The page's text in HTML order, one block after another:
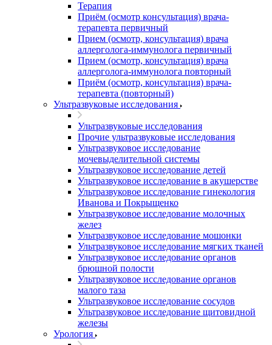
Терапия
Приём (осмотр консультация) врача-
терапевта первичный
Прием (осмотр, консультация) врача
аллерголога-иммунолога первичный
Прием (осмотр, консультация) врача
аллерголога-иммунолога повторный
Приём (осмотр, консультация) врача-
терапевта (повторный)
Ультразвуковые исследования
Ультразвуковые исследования
Прочие ультразвуковые исследования
Ультразвуковое исследование
мочевыделительной системы
Ультразвуковое исследование детей
Ультразвуковое исследование в акушерстве
Ультразвуковое исследование гинекология
Иванова и Покрыщенко
Ультразвуковое исследование молочных
желез
Ультразвуковое исследование мошонки
Ультразвуковое исследование мягких тканей
Ультразвуковое исследование органов
брюшной полости
Ультразвуковое исследование органов
малого таза
Ультразвуковое исследование сосудов
Ультразвуковое исследование щитовидной
железы
Урология